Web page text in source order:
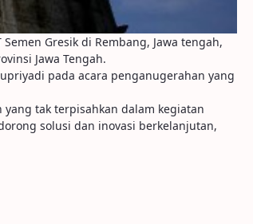
Gresik di Rembang, Jawa tengah,
Jawa Tengah.
pada acara penganugerahan yang
tak terpisahkan dalam kegiatan
solusi dan inovasi berkelanjutan,